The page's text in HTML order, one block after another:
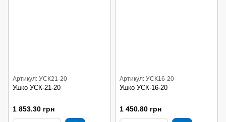
Артикул: УСК21-20
Ушко УСК-21-20
1 853.30 грн
Артикул: УСК16-20
Ушко УСК-16-20
1 450.80 грн